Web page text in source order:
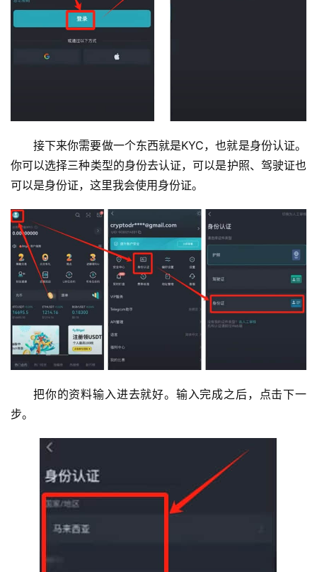
接下来你需要做一个东西就是KYC，也就是身份认证。
你可以选择三种类型的身份去认证，可以是护照、驾驶证也
可以是身份证，这里我会使用身份证。
把你的资料输入进去就好。输入完成之后，点击下一
步。